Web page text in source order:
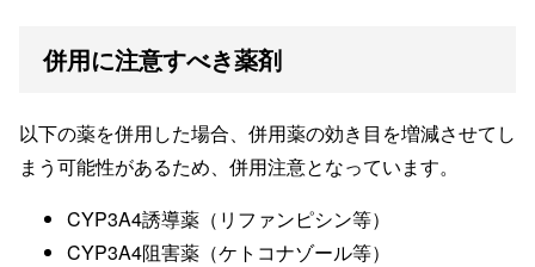
併用に注意すべき薬剤
以下の薬を併用した場合、併用薬の効き目を増減させてし
まう可能性があるため、併用注意となっています。
CYP3A4誘導薬（リファンピシン等）
CYP3A4阻害薬（ケトコナゾール等）